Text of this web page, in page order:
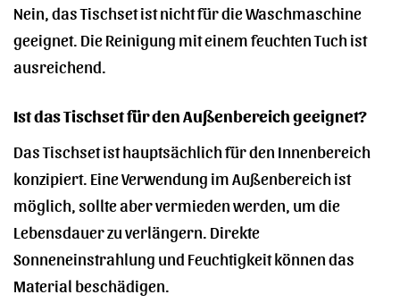
Nein, das Tischset ist nicht für die Waschmaschine
geeignet. Die Reinigung mit einem feuchten Tuch ist
ausreichend.
Ist das Tischset für den Außenbereich geeignet?
Das Tischset ist hauptsächlich für den Innenbereich
konzipiert. Eine Verwendung im Außenbereich ist
möglich, sollte aber vermieden werden, um die
Lebensdauer zu verlängern. Direkte
Sonneneinstrahlung und Feuchtigkeit können das
Material beschädigen.